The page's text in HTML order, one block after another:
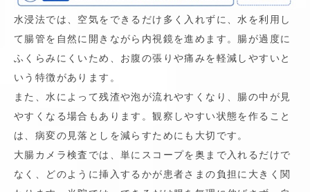
水浸法では、空気をできるだけ多く入れずに、水を利用し
て腸管を自然に開きながら内視鏡を進めます。腸が過度に
ふくらみにくいため、お腹の張りや痛みを軽減しやすいと
いう特徴があります。
また、水によって残渣や泡が流れやすくなり、腸の中が見
やすくなる場合もあります。観察しやすい状態を作ること
は、病変の見落としを減らすためにも大切です。
大腸カメラ検査では、単にスコープを奥まで入れるだけで
なく、どのように挿入するかが患者さまの負担に大きく関